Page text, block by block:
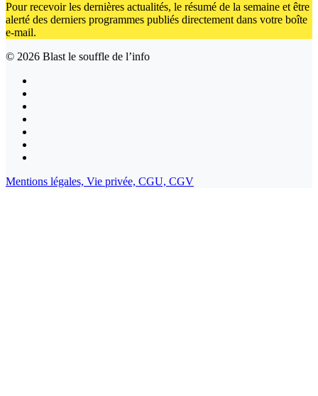
Pour recevoir les dernières actualités, le résumé de la semaine et être
alerté des derniers programmes publiés directement dans votre boîte
e-mail.
© 2026 Blast le souffle de l’info
Mentions légales, Vie privée, CGU, CGV